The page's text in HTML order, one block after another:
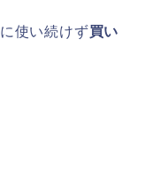
使い続けず買い